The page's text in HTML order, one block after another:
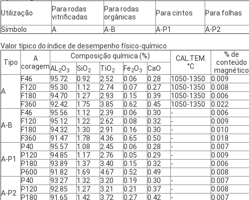
Utilização
Para rodas
vitrificadas
Para rodas
orgânicas
Para cintos Para folhas
Símbolo
A A-B A-P1 A-P2
Valor típico do índice de desempenho físico-químico
Tipo
A
coragem
Composição química (%)
CAL.TEM.
°C
% de
conteúdo
magnético
AL2O3 SiO2 TiO2 Fe2O3 CaO
A
F46 95.72 0.92 2.52 0.06 0.28 1050-1350 0.009
F120
95.30 1.12 2.74 0.07 0.27 1050-1350 0.008
F180
94.70 1.27 2.93 0.15 0.39 1050-1350 0.006
F360
92.42 1.75 3.85 0.62 0.45 1050-1350 0.022
A-B
F46 95.56 1.12 2.39 0.06 0.30 - 0.006
F120
95.12 1.22 2.62 0.08 0.32 - 0.009
F180
94.32 1.30 2.91 0.16 0.30 - 0.010
F360
91.47 1.78 4.36 0.65 0.50 - 0.018
A-P1
P40 95.57 1.08 2.45 0.06 0.28 - 0.007
P120
94.85 1.17 2.76 0.05 0.29 - 0.009
P180
93.89 1.37 3.40 0.15 0.32 - 0.006
P600
91.82 1.69 4.67 0.52 0.49 0.008
A-P2
P40 93.27 1.32 3.20 0.19 0.30 - 0.007
P120
92.85 1.27 3.21 0.21 0.37 - 0.008
P180
91.65 1.42 3.72 0.27 0.42 - 0.007